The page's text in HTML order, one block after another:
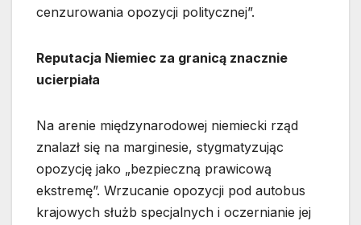
cenzurowania opozycji politycznej”.
Reputacja Niemiec za granicą znacznie
ucierpiała
Na arenie międzynarodowej niemiecki rząd
znalazł się na marginesie, stygmatyzując
opozycję jako „bezpieczną prawicową
ekstremę”. Wrzucanie opozycji pod autobus
krajowych służb specjalnych i oczernianie jej